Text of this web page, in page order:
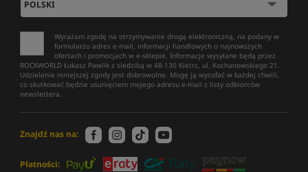
Wyrażam zgodę na otrzymywanie drogą elektroniczną, na podany w
formularzu adres e-mail, informacji handlowych o najnowszych
ofertach i promocjach w e-sklepie. Informacje wysyłane będą przez
ROCKWORLD Łukasz Pawlik z siedzibą w 48-130 Kietrz, ul. Kochanowskiego 21.
Udzielenie niniejszej zgody jest dobrowolne. Mogę ją wycofać w każdej chwili,
co skutkować będzie usunięciem mojego adresu e-mail z listy odbiorców
newslettera.
Znajdź nas na:
Płatności: